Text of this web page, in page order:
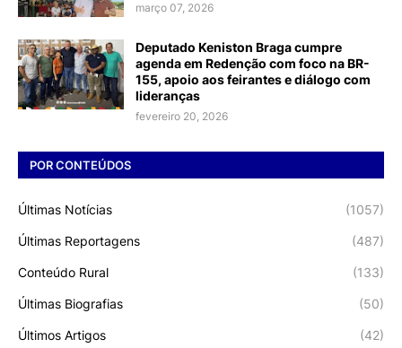
março 07, 2026
Deputado Keniston Braga cumpre
agenda em Redenção com foco na BR-
155, apoio aos feirantes e diálogo com
lideranças
fevereiro 20, 2026
POR CONTEÚDOS
Últimas Notícias (1057)
Últimas Reportagens (487)
Conteúdo Rural (133)
Últimas Biografias (50)
Últimos Artigos (42)